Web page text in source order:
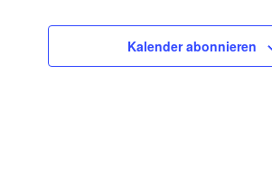
Kalender abonnieren